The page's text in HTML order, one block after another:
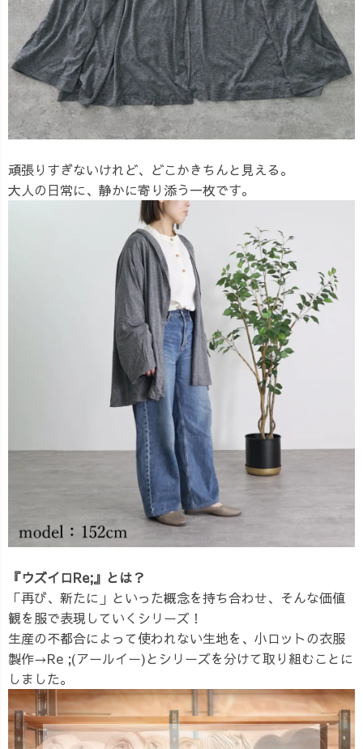
頑張りすぎないけれど、どこかきちんと見える。
大人の日常に、静かに寄り添う一枚です。
『ウズイロRe;』とは？
「再び、新たに」といった概念を持ち合わせ、そんな価値
観を服で表現していくシリーズ！
生産の不都合によって使われない生地を、小ロットの衣服
製作→Re ;(アールイー)とシリーズを分けて取り組むことに
しました。